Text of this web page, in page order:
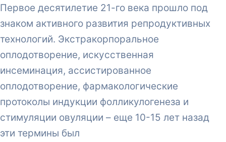
Первое десятилетие 21-го века прошло под
знаком активного развития репродуктивных
технологий. Экстракорпоральное
оплодотворение, искусственная
инсеминация, ассистированное
оплодотворение, фармакологические
протоколы индукции фолликулогенеза и
стимуляции овуляции – еще 10-15 лет назад
эти термины был